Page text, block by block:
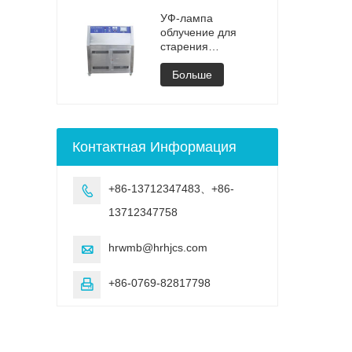
вакуумной сушки
УФ-камера для
выветривания,
старение, УФ-
испытание
УФ-лампа
облучение для
старения
регулируемая
испытательная
камера
Больше
Контактная Информация

+86-13712347483、+86-
13712347758
 hrwmb@hrhjcs.com
 +86-0769-82817798